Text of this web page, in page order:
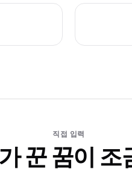
직접 입력
꾼 꿈이 조